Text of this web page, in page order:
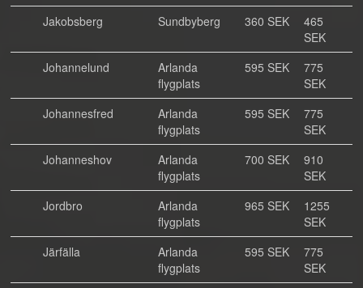
Jakobsberg
Sundbyberg 360 SEK
465
SEK
Johannelund
Arlanda
flygplats
595 SEK
775
SEK
Johannesfred
Arlanda
flygplats
595 SEK
775
SEK
Johanneshov
Arlanda
flygplats
700 SEK
910
SEK
Jordbro
Arlanda
flygplats
965 SEK
1255
SEK
Järfälla
Arlanda
flygplats
595 SEK
775
SEK